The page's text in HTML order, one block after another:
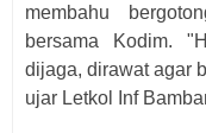
membahu
bersama Kodim.
dijaga, dirawat agar
ujar Letkol Inf